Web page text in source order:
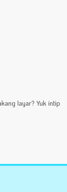
layar? Yuk intip